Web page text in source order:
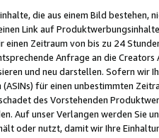
die aus einem Bild bestehen,
Link auf
einen Zeitraum von bis zu 24
Anfrage an die
und neu darstellen. Sofern wir
für einen unbestimmten
des Vorstehenden
Auf unser Verlangen werden Sie
oder nutzt, damit wir Ihre